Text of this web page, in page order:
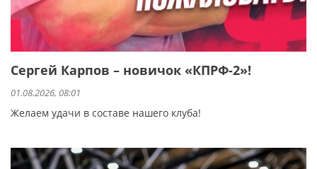
Сергей Карпов – новичок «КПРФ-2»!
01.08.2026, 08:01
Желаем удачи в составе нашего клуба!